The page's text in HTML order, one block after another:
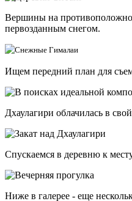
Вершины на
первозданным снегом.
Ищем передний план для
Дхаулагири облачилась в
Спускаемся в деревню к
Ниже в галерее - еще